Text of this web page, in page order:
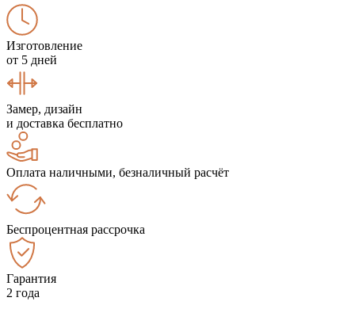
Изготовление
от 5 дней
Замер, дизайн
и доставка бесплатно
Оплата наличными, безналичный расчёт
Беспроцентная рассрочка
Гарантия
2 года